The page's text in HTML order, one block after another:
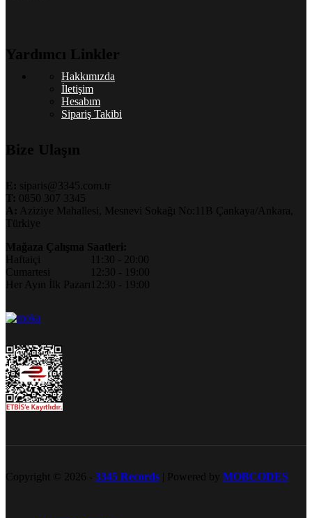
Yardımcı Linkler
Hakkımızda
İletişim
Hesabım
Sipariş Takibi
Bize Ulaşın
E: siparis@3345.com.tr
T: 0850 307 3345
A: Aziziye Mahallesi, Mesnevi Sokağı No:11B Çankaya/Ankara,
Türkiye
Mağaza Çalışma Saatleri:
Haftaiçi
Cumartesi
Her Ayın İlk Pazarı
11:30 - 20:00
12:30 - 19:00
12:30 - 19:00
Copyright © 2026 - 3345 Records | Powered by MOBCODES